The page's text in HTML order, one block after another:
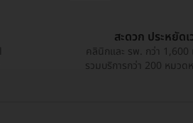
สะดวก ประหยัดเ
คลินิกและ รพ. กว่า 1,600
รวมบริการกว่า 200 หมวด